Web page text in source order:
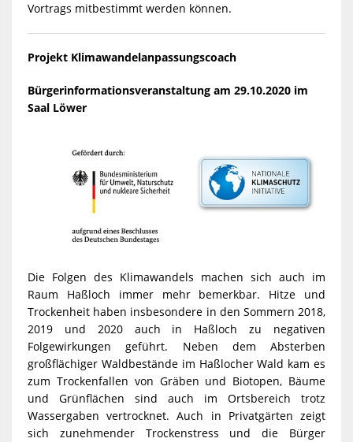
Vortrags mitbestimmt werden können.
Projekt Klimawandelanpassungscoach
Bürgerinformationsveranstaltung am 29.10.2020 im
Saal Löwer
Die Folgen des Klimawandels machen sich auch im
Raum Haßloch immer mehr bemerkbar. Hitze und
Trockenheit haben insbesondere in den Sommern 2018,
2019 und 2020 auch in Haßloch zu negativen
Folgewirkungen geführt. Neben dem Absterben
großflächiger Waldbestände im Haßlocher Wald kam es
zum Trockenfallen von Gräben und Biotopen, Bäume
und Grünflächen sind auch im Ortsbereich trotz
Wassergaben vertrocknet. Auch in Privatgärten zeigt
sich zunehmender Trockenstress und die Bürger